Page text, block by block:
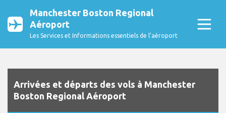
Manchester Boston Regional
Aéroport
Les Services et Informations essentiels de l’aéroport
Arrivées et départs des vols à Manchester
Boston Regional Aéroport